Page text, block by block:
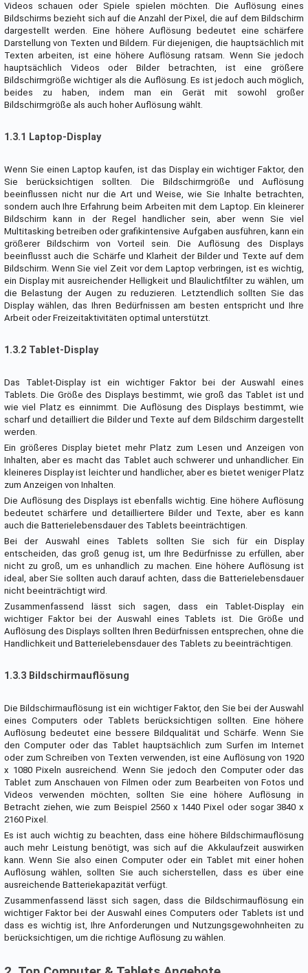
Videos schauen oder Spiele spielen möchten. Die Auflösung eines
Bildschirms bezieht sich auf die Anzahl der Pixel, die auf dem Bildschirm
dargestellt werden. Eine höhere Auflösung bedeutet eine schärfere
Darstellung von Texten und Bildern. Für diejenigen, die hauptsächlich mit
Texten arbeiten, ist eine höhere Auflösung ratsam. Wenn Sie jedoch
hauptsächlich Videos oder Bilder betrachten, ist eine größere
Bildschirmgröße wichtiger als die Auflösung. Es ist jedoch auch möglich,
beides zu haben, indem man ein Gerät mit sowohl großer
Bildschirmgröße als auch hoher Auflösung wählt.
1.3.1 Laptop-Display
Wenn Sie einen Laptop kaufen, ist das Display ein wichtiger Faktor, den
Sie berücksichtigen sollten. Die Bildschirmgröße und Auflösung
beeinflussen nicht nur die Art und Weise, wie Sie Inhalte betrachten,
sondern auch Ihre Erfahrung beim Arbeiten mit dem Laptop. Ein kleinerer
Bildschirm kann in der Regel handlicher sein, aber wenn Sie viel
Multitasking betreiben oder grafikintensive Aufgaben ausführen, kann ein
größerer Bildschirm von Vorteil sein. Die Auflösung des Displays
beeinflusst auch die Schärfe und Klarheit der Bilder und Texte auf dem
Bildschirm. Wenn Sie viel Zeit vor dem Laptop verbringen, ist es wichtig,
ein Display mit ausreichender Helligkeit und Blaulichtfilter zu wählen, um
die Belastung der Augen zu reduzieren. Letztendlich sollten Sie das
Display wählen, das Ihren Bedürfnissen am besten entspricht und Ihre
Arbeit oder Freizeitaktivitäten optimal unterstützt.
1.3.2 Tablet-Display
Das Tablet-Display ist ein wichtiger Faktor bei der Auswahl eines
Tablets. Die Größe des Displays bestimmt, wie groß das Tablet ist und
wie viel Platz es einnimmt. Die Auflösung des Displays bestimmt, wie
scharf und detailliert die Bilder und Texte auf dem Bildschirm dargestellt
werden.
Ein größeres Display bietet mehr Platz zum Lesen und Anzeigen von
Inhalten, aber es macht das Tablet auch schwerer und unhandlicher. Ein
kleineres Display ist leichter und handlicher, aber es bietet weniger Platz
zum Anzeigen von Inhalten.
Die Auflösung des Displays ist ebenfalls wichtig. Eine höhere Auflösung
bedeutet schärfere und detailliertere Bilder und Texte, aber es kann
auch die Batterielebensdauer des Tablets beeinträchtigen.
Bei der Auswahl eines Tablets sollten Sie sich für ein Display
entscheiden, das groß genug ist, um Ihre Bedürfnisse zu erfüllen, aber
nicht zu groß, um es unhandlich zu machen. Eine höhere Auflösung ist
ideal, aber Sie sollten auch darauf achten, dass die Batterielebensdauer
nicht beeinträchtigt wird.
Zusammenfassend lässt sich sagen, dass ein Tablet-Display ein
wichtiger Faktor bei der Auswahl eines Tablets ist. Die Größe und
Auflösung des Displays sollten Ihren Bedürfnissen entsprechen, ohne die
Handlichkeit und Batterielebensdauer des Tablets zu beeinträchtigen.
1.3.3 Bildschirmauflösung
Die Bildschirmauflösung ist ein wichtiger Faktor, den Sie bei der Auswahl
eines Computers oder Tablets berücksichtigen sollten. Eine höhere
Auflösung bedeutet eine bessere Bildqualität und Schärfe. Wenn Sie
den Computer oder das Tablet hauptsächlich zum Surfen im Internet
oder zum Schreiben von Texten verwenden, ist eine Auflösung von 1920
x 1080 Pixeln ausreichend. Wenn Sie jedoch den Computer oder das
Tablet zum Anschauen von Filmen oder zum Bearbeiten von Fotos und
Videos verwenden möchten, sollten Sie eine höhere Auflösung in
Betracht ziehen, wie zum Beispiel 2560 x 1440 Pixel oder sogar 3840 x
2160 Pixel.
Es ist auch wichtig zu beachten, dass eine höhere Bildschirmauflösung
auch mehr Leistung benötigt, was sich auf die Akkulaufzeit auswirken
kann. Wenn Sie also einen Computer oder ein Tablet mit einer hohen
Auflösung wählen, sollten Sie auch sicherstellen, dass es über eine
ausreichende Batteriekapazität verfügt.
Zusammenfassend lässt sich sagen, dass die Bildschirmauflösung ein
wichtiger Faktor bei der Auswahl eines Computers oder Tablets ist und
dass es wichtig ist, Ihre Anforderungen und Nutzungsgewohnheiten zu
berücksichtigen, um die richtige Auflösung zu wählen.